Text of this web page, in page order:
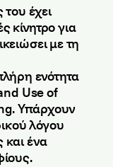
έχει
κίνητρο για
με τη
ενότητα
Use of
Υπάρχουν
λόγου
ένα